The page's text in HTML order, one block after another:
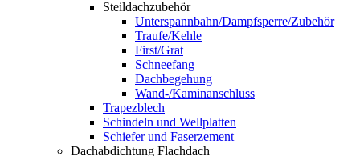
Steildachzubehör
Unterspannbahn/Dampfsperre/Zubehör
Traufe/Kehle
First/Grat
Schneefang
Dachbegehung
Wand-/Kaminanschluss
Trapezblech
Schindeln und Wellplatten
Schiefer und Faserzement
Dachabdichtung Flachdach